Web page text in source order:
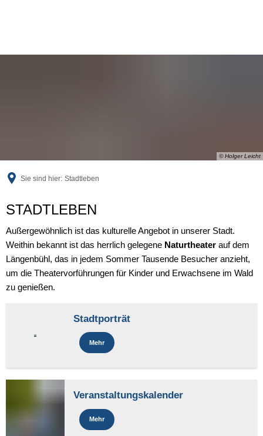
© Holger Leicht
Sie sind hier: Stadtleben
Stadtleben
STADTLEBEN
Außergewöhnlich ist das kulturelle Angebot in unserer Stadt.
Weithin bekannt ist das herrlich gelegene Naturtheater auf dem
Längenbühl, das in jedem Sommer Tausende Besucher anzieht,
um die Theatervorführungen für Kinder und Erwachsene im Wald
zu genießen.
Stadtporträt
Mehr
Veranstaltungskalender
Mehr